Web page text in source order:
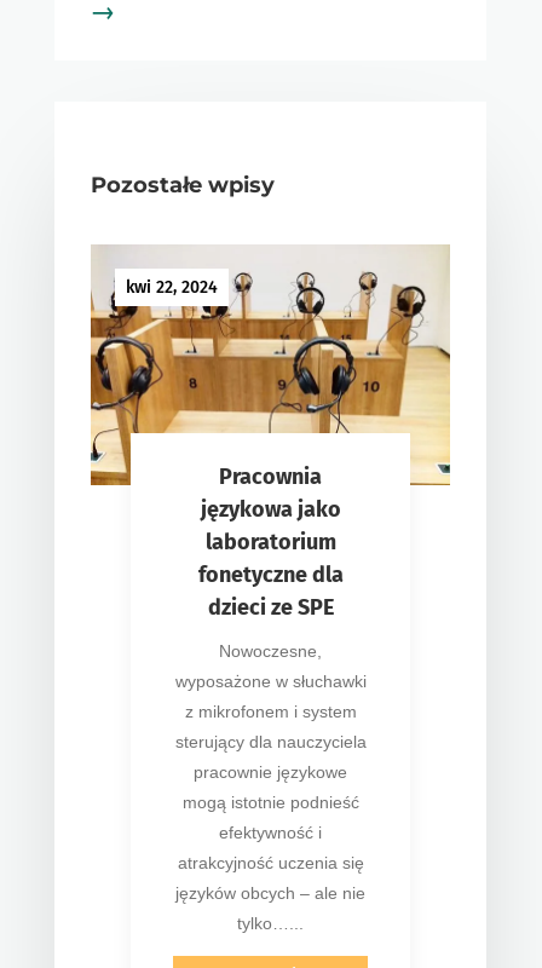
→
Pozostałe wpisy
kwi 22, 2024
Pracownia
językowa jako
laboratorium
fonetyczne dla
dzieci ze SPE
Nowoczesne,
wyposażone w słuchawki
z mikrofonem i system
sterujący dla nauczyciela
pracownie językowe
mogą istotnie podnieść
efektywność i
atrakcyjność uczenia się
języków obcych – ale nie
tylko…...